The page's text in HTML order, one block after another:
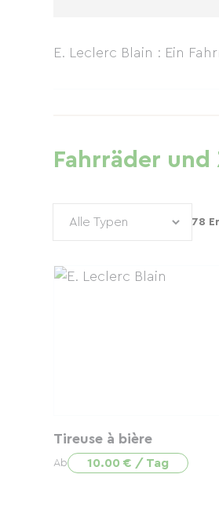
E. Leclerc Blain : Ein
Fahrräder
78
Tireuse à bière
Ab 10.00 € / Tag